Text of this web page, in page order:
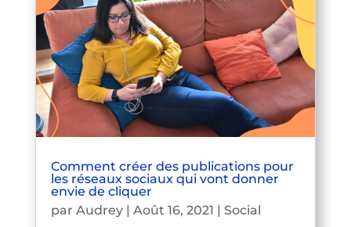
Comment créer des publications pour
les réseaux sociaux qui vont donner
envie de cliquer
par Audrey| Août 16, 2021
Social